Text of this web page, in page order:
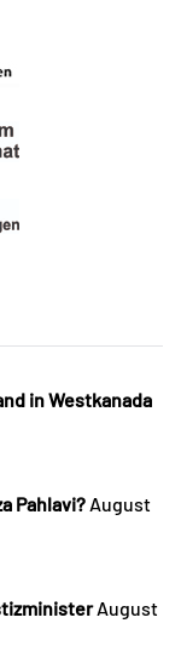
in Westkanada
Pahlavi? August
August